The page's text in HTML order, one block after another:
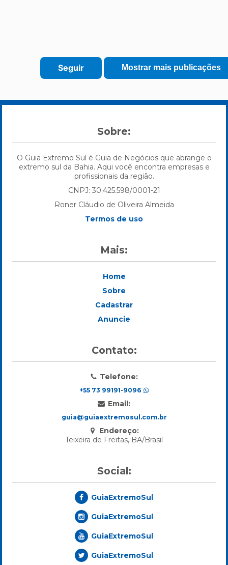
Sobre:
O Guia Extremo Sul é Guia de Negócios que abrange o
extremo sul da Bahia. Aqui você encontra empresas e
profissionais da região.
CNPJ: 30.425.598/0001-21
Roner Cláudio de Oliveira Almeida
Termos de uso
Mais:
Home
Sobre
Cadastrar
Anuncie
Contato:
Telefone:
+55 73 99191-9096
Email:
guia@guiaextremosul.com.br
Endereço:
Teixeira de Freitas, BA/Brasil
Social:
GuiaExtremoSul
GuiaExtremoSul
GuiaExtremoSul
GuiaExtremoSul